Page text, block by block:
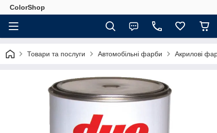
ColorShop
Товари та послуги Автомобільні фарби Акрилові